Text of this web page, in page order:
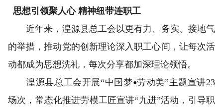
思想引领聚人心 精神纽带连职工
近年来，湟源县总工会以更有力、务实、接地气
的举措，推动党的创新理论深入职工心间，让每次活
动都成为思想洗礼，每次分享都加深理论领悟。
湟源县总工会开展“中国梦•劳动美”主题宣讲23
场次，常态化推进劳模工匠宣讲“九进”活动，引导职